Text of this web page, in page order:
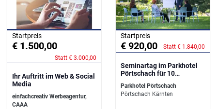
Startpreis
€ 1.500,00
Statt € 3.000,00
Ihr Auftritt im Web & Social
Media
einfachcreativ Werbeagentur,
CAAA
Startpreis
€ 920,00 Statt € 1.840,00
Seminartag im Parkhotel
Pörtschach für 10
Parkhotel Pörtschach
Pörtschach Kärnten